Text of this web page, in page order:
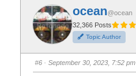
f
o
r
t
h
u
m
b
d
o
o
t
h
u
m
b
u
p
ocean@ocean
32,366 Posts
Topic Author
#6 · September 30, 2023, 7:52 pm